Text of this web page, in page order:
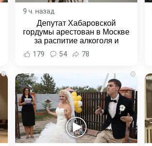
9 ч. назад
Депутат Хабаровской
гордумы арестован в Москве
за распитие алкоголя и
неповиновение полиции -
Новости Хабаровска и
179 54 78
i i